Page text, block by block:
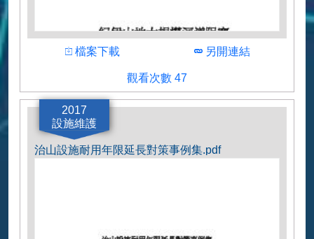
日本近畿地方整備局
下載
檔案下載 下載
另開連結
觀看次數 47
2017
設施維護
治山設施耐用年限延長對策事例集.pdf